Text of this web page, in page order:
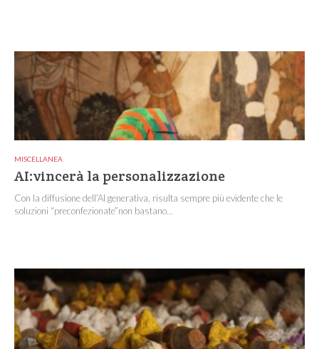
MISCELLANEA
AI:vincerà la personalizzazione
Con la diffusione dell’AI generativa, risulta sempre più evidente che le
soluzioni “preconfezionate”non bastano...